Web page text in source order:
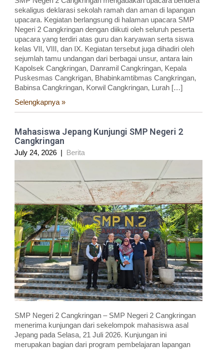
sekaligus deklarasi sekolah ramah dan aman di lapangan
upacara. Kegiatan berlangsung di halaman upacara SMP
Negeri 2 Cangkringan dengan diikuti oleh seluruh peserta
upacara yang terdiri atas guru dan karyawan serta siswa
kelas VII, VIII, dan IX. Kegiatan tersebut juga dihadiri oleh
sejumlah tamu undangan dari berbagai unsur, antara lain
Kapolsek Cangkringan, Danramil Cangkringan, Kepala
Puskesmas Cangkrigan, Bhabinkamtibmas Cangkringan,
Babinsa Cangkringan, Korwil Cangkringan, Lurah […]
Selengkapnya »
Mahasiswa Jepang Kunjungi SMP Negeri 2
Cangkringan
July 24, 2026 | Berita
SMP Negeri 2 Cangkringan – SMP Negeri 2 Cangkringan
menerima kunjungan dari sekelompok mahasiswa asal
Jepang pada Selasa, 21 Juli 2026. Kunjungan ini
merupakan bagian dari program pembelajaran lapangan